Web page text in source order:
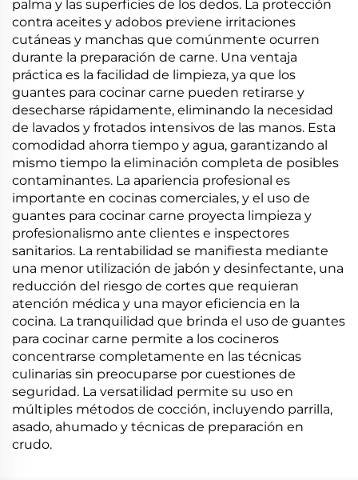
palma y las superficies de los dedos. La protección
contra aceites y adobos previene irritaciones
cutáneas y manchas que comúnmente ocurren
durante la preparación de carne. Una ventaja
práctica es la facilidad de limpieza, ya que los
guantes para cocinar carne pueden retirarse y
desecharse rápidamente, eliminando la necesidad
de lavados y frotados intensivos de las manos. Esta
comodidad ahorra tiempo y agua, garantizando al
mismo tiempo la eliminación completa de posibles
contaminantes. La apariencia profesional es
importante en cocinas comerciales, y el uso de
guantes para cocinar carne proyecta limpieza y
profesionalismo ante clientes e inspectores
sanitarios. La rentabilidad se manifiesta mediante
una menor utilización de jabón y desinfectante, una
reducción del riesgo de cortes que requieran
atención médica y una mayor eficiencia en la
cocina. La tranquilidad que brinda el uso de guantes
para cocinar carne permite a los cocineros
concentrarse completamente en las técnicas
culinarias sin preocuparse por cuestiones de
seguridad. La versatilidad permite su uso en
múltiples métodos de cocción, incluyendo parrilla,
asado, ahumado y técnicas de preparación en
crudo.